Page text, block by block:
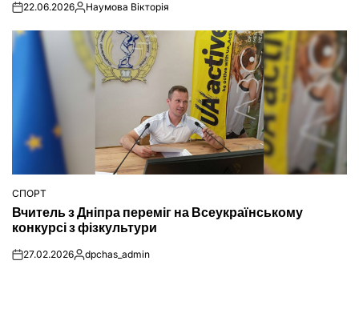
on22.06.2026Опубліковано
Наумова Вікторія
ОПУБЛІКУВАТИ
У
СПОРТ
Вчитель з Дніпра переміг на Всеукраїнському
конкурсі з фізкультури
on27.02.2026Опубліковано
dpchas_admin